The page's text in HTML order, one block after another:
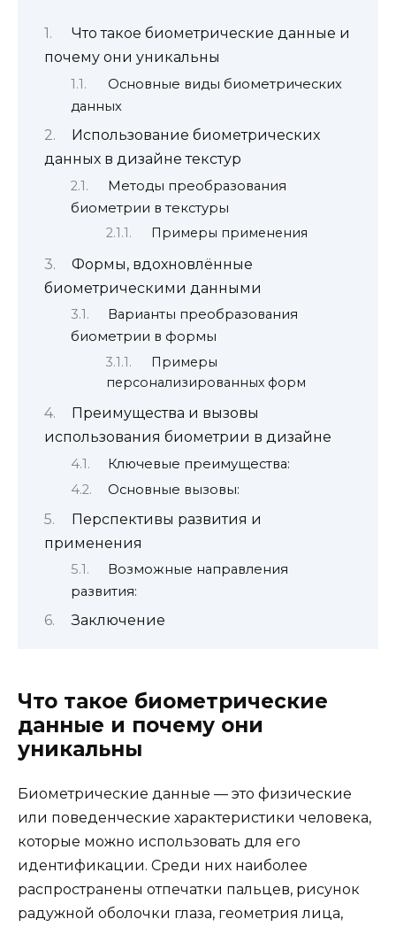
Что такое биометрические данные и
почему они уникальны
Основные виды биометрических
данных
Использование биометрических
данных в дизайне текстур
Методы преобразования
биометрии в текстуры
Примеры применения
Формы, вдохновлённые
биометрическими данными
Варианты преобразования
биометрии в формы
Примеры
персонализированных форм
Преимущества и вызовы
использования биометрии в дизайне
Ключевые преимущества:
Основные вызовы:
Перспективы развития и
применения
Возможные направления
развития:
Заключение
Что такое биометрические
данные и почему они
уникальны
Биометрические данные — это физические
или поведенческие характеристики человека,
которые можно использовать для его
идентификации. Среди них наиболее
распространены отпечатки пальцев, рисунок
радужной оболочки глаза, геометрия лица,